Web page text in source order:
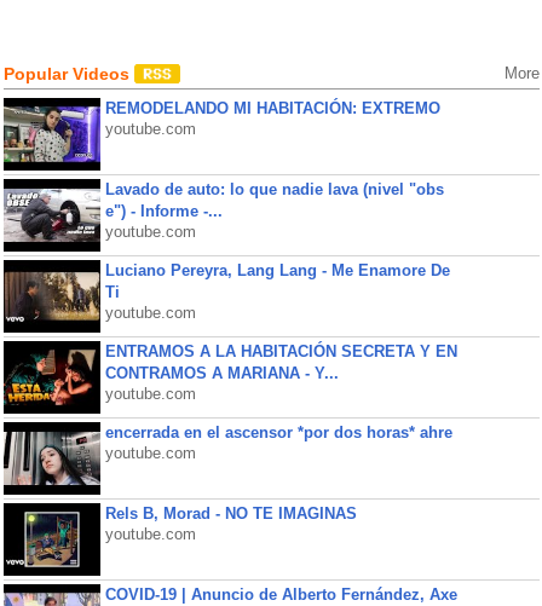
Popular Videos More
REMODELANDO MI HABITACIÓN: EXTREMO
youtube.com
Lavado de auto: lo que nadie lava (nivel "obs
e") - Informe -...
youtube.com
Luciano Pereyra, Lang Lang - Me Enamore De
Ti
youtube.com
ENTRAMOS A LA HABITACIÓN SECRETA Y EN
CONTRAMOS A MARIANA - Y...
youtube.com
encerrada en el ascensor *por dos horas* ahre
youtube.com
Rels B, Morad - NO TE IMAGINAS
youtube.com
COVID-19 | Anuncio de Alberto Fernández, Axe